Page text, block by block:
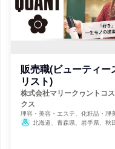
販売職(ビューティー
リスト)
株式会社マリークヮントコ
クス
理容・美容・エステ、化粧品・理
売、百貨店・アパレル小売
北海道、青森県、岩手県、秋